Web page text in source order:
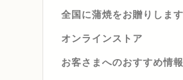
全国に蒲焼をお贈りします
オンラインストア
お客さまへのおすすめ情報